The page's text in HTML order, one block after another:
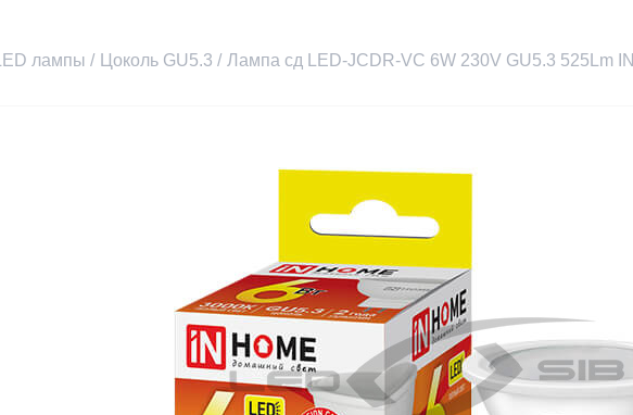
LED лампы / Цоколь GU5.3 / Лампа сд LED-JCDR-VC 6W 230V GU5.3 525Lm